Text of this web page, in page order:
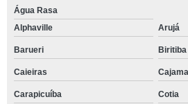
Água Rasa
Alphaville
Arujá
Barueri
Caieiras
Carapicuíba Cotia